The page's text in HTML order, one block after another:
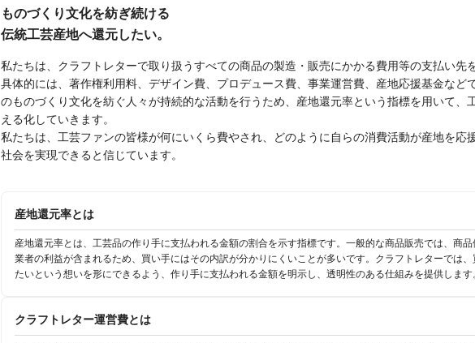
ものづくり文化を紡ぎ続ける
伝統工芸産地へ還元したい。
私たちは、クラフトレターで取り扱うすべての商品の製造・販売にかかる費用等の支払い先
具体的には、著作権利用料、デザイン費、プロデュース費、事業運営費、産地応援基金など
のものづくり文化を紡ぐ人々が持続的な活動を行うため、産地還元率という指標を用いて、
える化していきます。
私たちは、工芸ファンの皆様が何にいくら費やされ、どのように自らの消費活動が産地を応
社会を実現できると信じています。
産地還元率とは
産地還元率とは、工芸品の作り手に支払われる金額の割合を示す指標です。一般的な商品販売では、商
業者の利益が含まれるため、買い手にはその内訳が分かりにくいことが多いです。クラフトレターでは
たいという想いを形にできるよう、作り手に支払われる金額を明示し、透明性のある仕組みを提供します
クラフトレター運営費とは